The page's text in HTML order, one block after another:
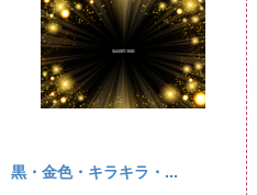
黒・金色・キラキラ・...